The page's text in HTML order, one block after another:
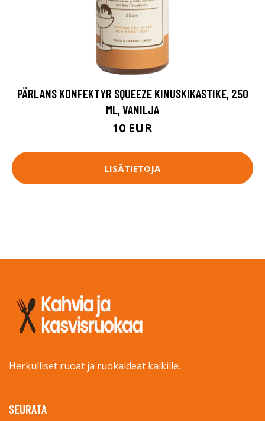
PÄRLANS KONFEKTYR SQUEEZE KINUSKIKASTIKE, 250
ML, VANILJA
10 EUR
LISÄTIETOJA
Herkulliset ruoat ja ruokaideat kaikille.
SEURATA